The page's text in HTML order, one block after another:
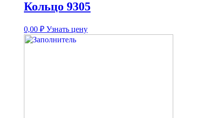
Кольцо 9305
0,00 ₽ Узнать цену